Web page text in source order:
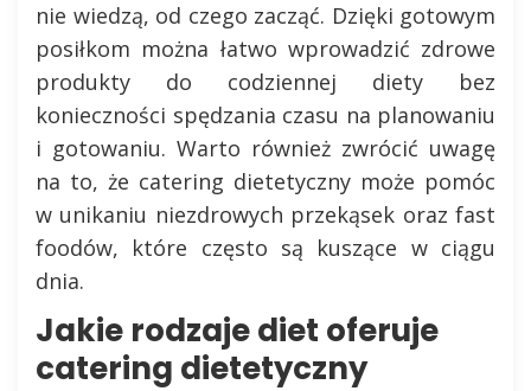
nie wiedzą, od czego zacząć. Dzięki gotowym
posiłkom można łatwo wprowadzić zdrowe
produkty do codziennej diety bez
konieczności spędzania czasu na planowaniu
i gotowaniu. Warto również zwrócić uwagę
na to, że catering dietetyczny może pomóc
w unikaniu niezdrowych przekąsek oraz fast
foodów, które często są kuszące w ciągu
dnia.
Jakie rodzaje diet oferuje
catering dietetyczny